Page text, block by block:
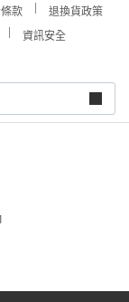
款
退換貨政策
資訊安全